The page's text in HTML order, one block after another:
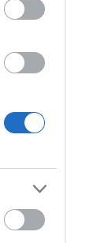
econergy
fluor follow-up
google
hiba
hírválogatás
Ice-Watch
interjú
johnny gold